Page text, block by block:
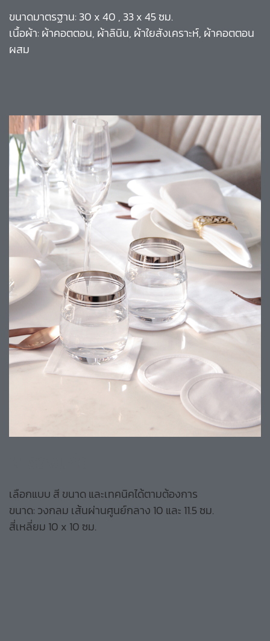
ขนาดมาตรฐาน: 30 x 40 , 33 x 45 ซม.
เนื้อผ้า: ผ้าคอตตอน, ผ้าลินิน, ผ้าใยสังเคราะห์, ผ้าคอตตอน
ผสม
เลือกแบบ สี ขนาด และเทคนิคได้ตามต้องการ
ขนาด: วงกลม เส้นผ่านศูนย์กลาง 10 และ 11.5 ซม.
สี่เหลี่ยม 10 x 10 ซม.